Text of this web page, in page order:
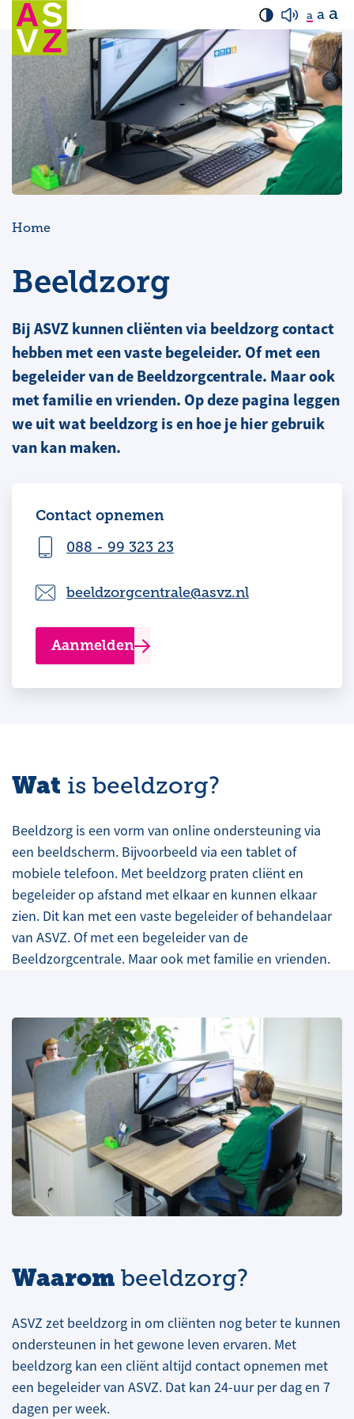
a a a
Home
Beeldzorg
Bij ASVZ kunnen cliënten via beeldzorg contact
hebben met een vaste begeleider. Of met een
begeleider van de Beeldzorgcentrale. Maar ook
met familie en vrienden. Op deze pagina leggen
we uit wat beeldzorg is en hoe je hier gebruik
van kan maken.
Contact opnemen
088 - 99 323 23
beeldzorgcentrale@asvz.nl
Aanmelden
Wat is beeldzorg?
Beeldzorg is een vorm van online ondersteuning via
een beeldscherm. Bijvoorbeeld via een tablet of
mobiele telefoon. Met beeldzorg praten cliënt en
begeleider op afstand met elkaar en kunnen elkaar
zien. Dit kan met een vaste begeleider of behandelaar
van ASVZ. Of met een begeleider van de
Beeldzorgcentrale. Maar ook met familie en vrienden.
Waarom beeldzorg?
ASVZ zet beeldzorg in om cliënten nog beter te kunnen
ondersteunen in het gewone leven ervaren. Met
beeldzorg kan een cliënt altijd contact opnemen met
een begeleider van ASVZ. Dat kan 24-uur per dag en 7
dagen per week.